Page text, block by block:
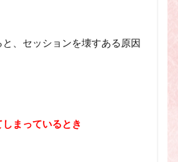
、セッションを壊すある原因
まっているとき